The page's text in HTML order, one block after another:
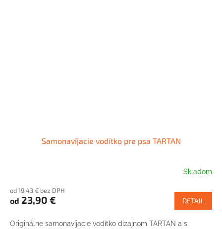
Samonavíjacie vodítko pre psa TARTAN
Skladom
od 19,43 € bez DPH
od 23,90 € DETAIL
Originálne samonavíjacie vodítko dizajnom TARTAN a s